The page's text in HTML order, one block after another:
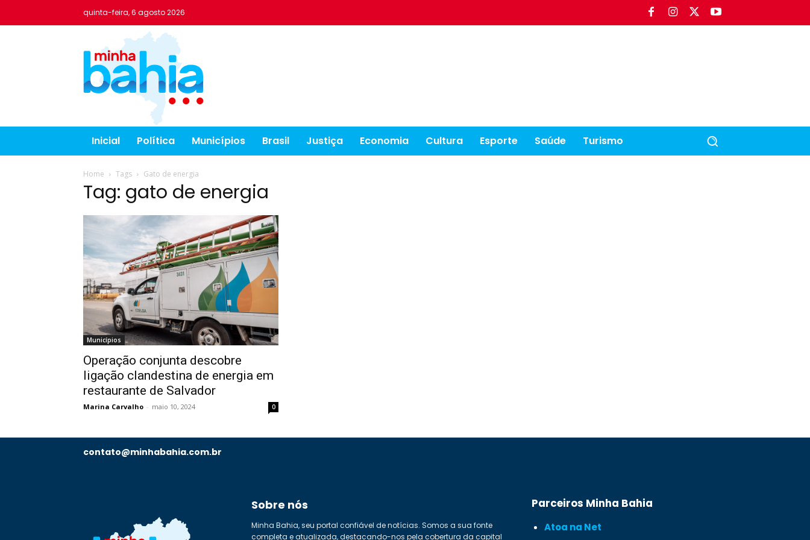
quinta-feira, 6 agosto 2026
Inicial Política Municípios Brasil Justiça Economia Cultura Esporte Saúde Turismo
Home Tags Gato de energia
Tag: gato de energia
Municípios
Operação conjunta descobre
ligação clandestina de energia em
restaurante de Salvador
Marina Carvalho - maio 10, 2024 0
contato@minhabahia.com.br
Sobre nós
Minha Bahia, seu portal confiável de notícias. Somos a sua fonte
completa e atualizada, destacando-nos pela cobertura da capital
Parceiros Minha Bahia
Atoa na Net